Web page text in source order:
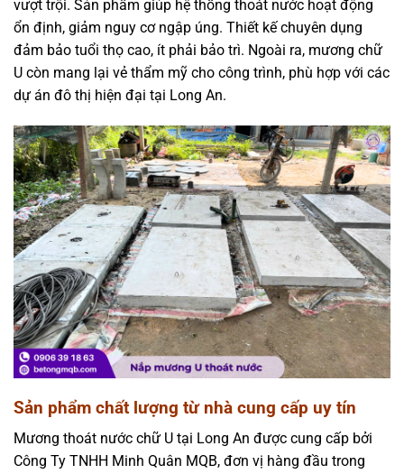
vượt trội. Sản phẩm giúp hệ thống thoát nước hoạt động
ổn định, giảm nguy cơ ngập úng. Thiết kế chuyên dụng
đảm bảo tuổi thọ cao, ít phải bảo trì. Ngoài ra, mương chữ
U còn mang lại vẻ thẩm mỹ cho công trình, phù hợp với các
dự án đô thị hiện đại tại Long An.
Sản phẩm chất lượng từ nhà cung cấp uy tín
Mương thoát nước chữ U tại Long An được cung cấp bởi
Công Ty TNHH Minh Quân MQB, đơn vị hàng đầu trong